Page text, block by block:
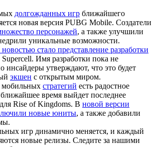
долгожданных игр ближайшего
новая версия PUBG Mobile. Создатели
персонажей, а также улучшили
уникальные возможности.
стало представление разработки
Имя разработки пока не
инсайдеры утверждают, что это будет
экшен с открытым миром.
мобильных стратегий есть радостное
ближайшее время выйдет последнее
Rise of Kingdoms. В новой версии
новые юниты, а также добавили
игр динамично меняется, и каждый
новые релизы. Следите за нашими